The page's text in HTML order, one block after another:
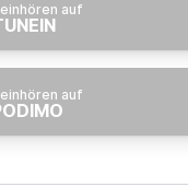
auf
auf